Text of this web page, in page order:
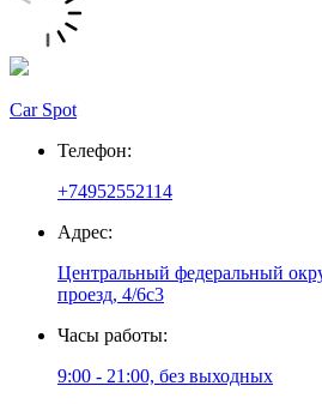
Car Spot
Телефон:
+74952552114
Адрес:
Центральный федеральный
проезд, 4/6с3
Часы работы:
9:00 - 21:00, без выходных